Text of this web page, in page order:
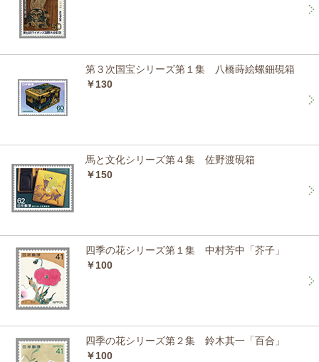
第３次国宝シリーズ第１集 八橋蒔絵螺鈿硯箱
￥130
馬と文化シリーズ第４集 佐野渡硯箱
￥150
四季の花シリーズ第１集 中村芳中「芥子」
￥100
四季の花シリーズ第２集 鈴木其一「百合」
￥100